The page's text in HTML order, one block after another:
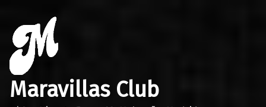
Maravillas Club